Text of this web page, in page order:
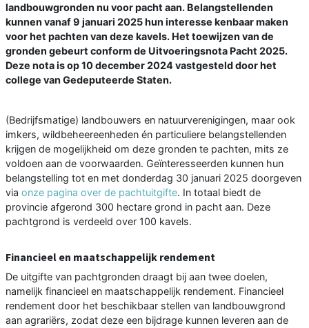
landbouwgronden nu voor pacht aan. Belangstellenden
kunnen vanaf 9 januari 2025 hun interesse kenbaar maken
voor het pachten van deze kavels. Het toewijzen van de
gronden gebeurt conform de Uitvoeringsnota Pacht 2025.
Deze nota is op 10 december 2024 vastgesteld door het
college van Gedeputeerde Staten.
(Bedrijfsmatige) landbouwers en natuurverenigingen, maar ook
imkers, wildbeheereenheden én particuliere belangstellenden
krijgen de mogelijkheid om deze gronden te pachten, mits ze
voldoen aan de voorwaarden. Geïnteresseerden kunnen hun
belangstelling tot en met donderdag 30 januari 2025 doorgeven
via onze pagina over de pachtuitgifte. In totaal biedt de
provincie afgerond 300 hectare grond in pacht aan. Deze
pachtgrond is verdeeld over 100 kavels.
Financieel en maatschappelijk rendement
De uitgifte van pachtgronden draagt bij aan twee doelen,
namelijk financieel en maatschappelijk rendement. Financieel
rendement door het beschikbaar stellen van landbouwgrond
aan agrariërs, zodat deze een bijdrage kunnen leveren aan de